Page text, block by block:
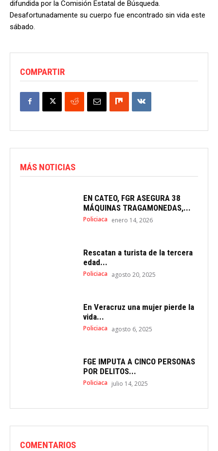
difundida por la Comisión Estatal de Búsqueda.
Desafortunadamente su cuerpo fue encontrado sin vida este
sábado.
COMPARTIR
MÁS NOTICIAS
EN CATEO, FGR ASEGURA 38
MÁQUINAS TRAGAMONEDAS,...
Policiaca enero 14, 2026
Rescatan a turista de la tercera
edad...
Policiaca agosto 20, 2025
En Veracruz una mujer pierde la
vida...
Policiaca agosto 6, 2025
FGE IMPUTA A CINCO PERSONAS
POR DELITOS...
Policiaca julio 14, 2025
COMENTARIOS